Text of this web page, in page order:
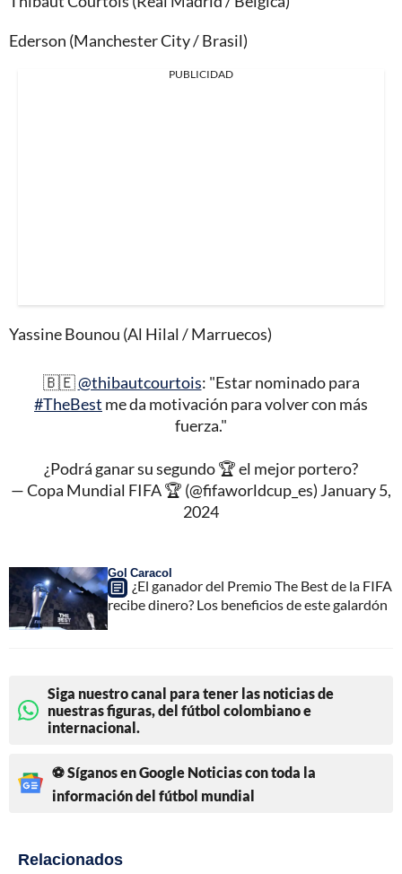
Ederson (Manchester City / Brasil)
PUBLICIDAD
Yassine Bounou (Al Hilal / Marruecos)
🇧🇪@thibautcourtois: "Estar nominado para
#TheBest me da motivación para volver con más
fuerza."
¿Podrá ganar su segundo 🏆 el mejor portero?
— Copa Mundial FIFA 🏆 (@fifaworldcup_es) January 5,
2024
Gol Caracol
¿El ganador del Premio The Best de la FIFA
recibe dinero? Los beneficios de este galardón
Siga nuestro canal para tener las noticias de
nuestras figuras, del fútbol colombiano e
internacional.
⚽ Síganos en Google Noticias con toda la
información del fútbol mundial
Relacionados